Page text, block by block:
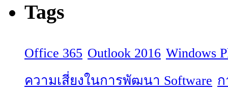
Tags
Office 365 Outlook 2016 Windows
ความเสี่ยงในการพัฒนา Software